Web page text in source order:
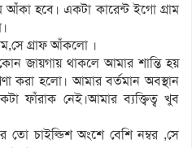
হবে। একটা কারেন্ট ইগো গ্রাম
গ্রাফ আঁকলো ।
জায়গায় থাকলে আমার শান্তি হয়
করা হলো। আমার বর্তমান অবস্থান
ফাঁরাক নেই।আমার ব্যক্ত্বিত্ব খুব
চাইল্ডিশ অংশে বেশি নম্বর ,সে